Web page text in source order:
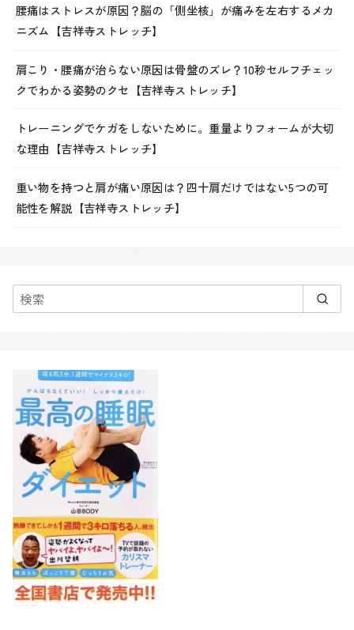
腰痛はストレスが原因？脳の「側坐核」が痛みを左右するメカ
ニズム【吉祥寺ストレッチ】
肩こり・腰痛が治らない原因は骨盤のズレ？10秒セルフチェッ
クでわかる姿勢のクセ【吉祥寺ストレッチ】
トレーニングでケガをしないために。重量よりフォームが大切
な理由【吉祥寺ストレッチ】
重い物を持つと肩が痛い原因は？四十肩だけではない5つの可
能性を解説【吉祥寺ストレッチ】